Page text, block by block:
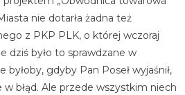
nie dotarła żadna też
z PKP PLK, o której wczoraj
dziś było to sprawdzane w
byłoby, gdyby Pan Poseł wyjaśnił,
błąd. Ale przede wszystkim niech